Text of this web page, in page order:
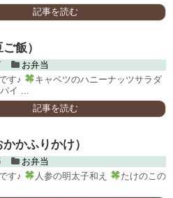
記事を読む
飯）
お弁当
す♪
キャベツのハニーナッツサラダ
イ ...
記事を読む
かふりかけ）
お弁当
す♪
人参の明太子和え
たけのこの